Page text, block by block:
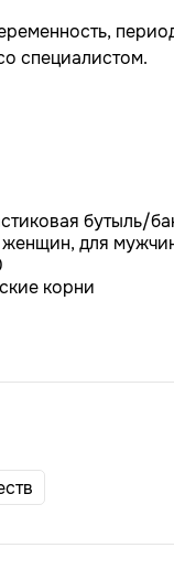
специалистом.
бутыль/
женщин, для
корни